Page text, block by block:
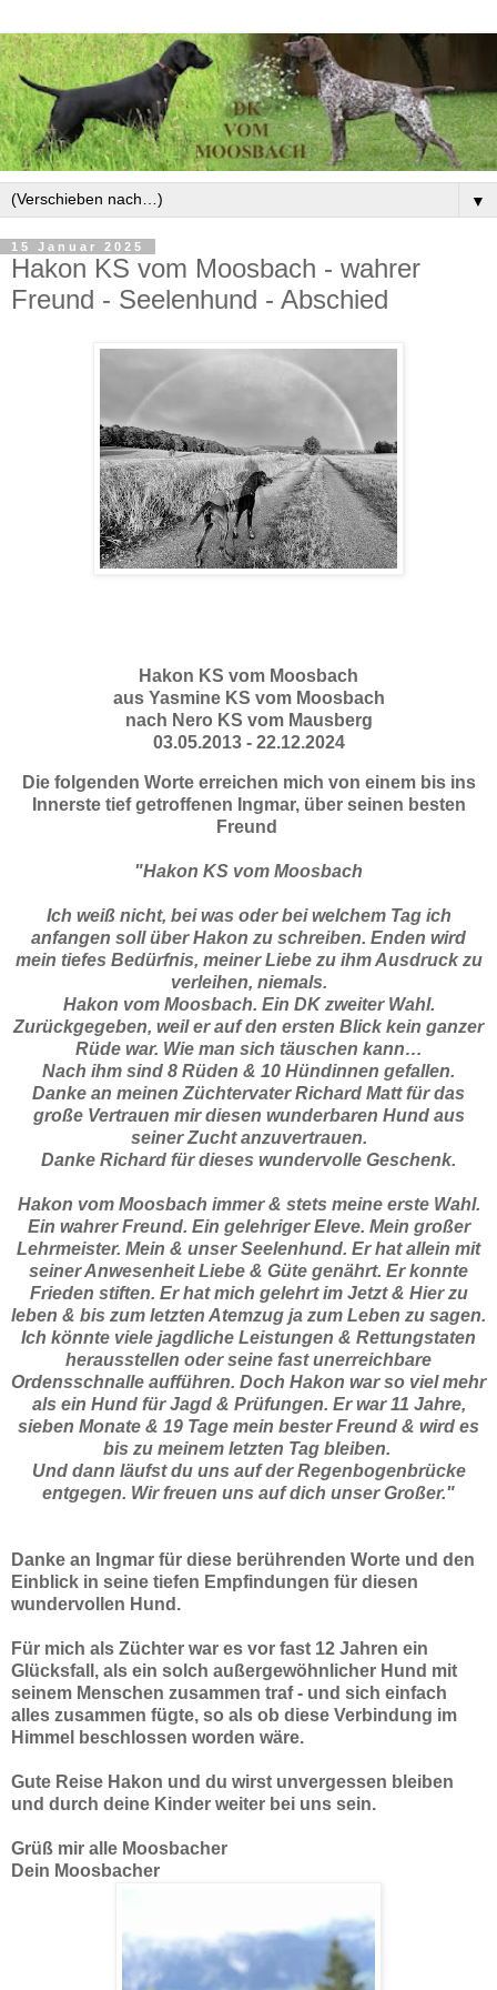
▼
15 Januar 2025
Hakon KS vom Moosbach - wahrer
Freund - Seelenhund - Abschied
Hakon KS vom Moosbach
aus Yasmine KS vom Moosbach
nach Nero KS vom Mausberg
03.05.2013 - 22.12.2024
Die folgenden Worte erreichen mich von einem bis ins
Innerste tief getroffenen Ingmar, über seinen besten
Freund
"Hakon KS vom Moosbach
Ich weiß nicht, bei was oder bei welchem Tag ich
anfangen soll über Hakon zu schreiben. Enden wird
mein tiefes Bedürfnis, meiner Liebe zu ihm Ausdruck zu
verleihen, niemals.
Hakon vom Moosbach. Ein DK zweiter Wahl.
Zurückgegeben, weil er auf den ersten Blick kein ganzer
Rüde war. Wie man sich täuschen kann…
Nach ihm sind 8 Rüden & 10 Hündinnen gefallen.
Danke an meinen Züchtervater Richard Matt für das
große Vertrauen mir diesen wunderbaren Hund aus
seiner Zucht anzuvertrauen.
Danke Richard für dieses wundervolle Geschenk.
Hakon vom Moosbach immer & stets meine erste Wahl.
Ein wahrer Freund. Ein gelehriger Eleve. Mein großer
Lehrmeister. Mein & unser Seelenhund. Er hat allein mit
seiner Anwesenheit Liebe & Güte genährt. Er konnte
Frieden stiften. Er hat mich gelehrt im Jetzt & Hier zu
leben & bis zum letzten Atemzug ja zum Leben zu sagen.
Ich könnte viele jagdliche Leistungen & Rettungstaten
herausstellen oder seine fast unerreichbare
Ordensschnalle aufführen. Doch Hakon war so viel mehr
als ein Hund für Jagd & Prüfungen. Er war 11 Jahre,
sieben Monate & 19 Tage mein bester Freund & wird es
bis zu meinem letzten Tag bleiben.
Und dann läufst du uns auf der Regenbogenbrücke
entgegen. Wir freuen uns auf dich unser Großer."
Danke an Ingmar für diese berührenden Worte und den
Einblick in seine tiefen Empfindungen für diesen
wundervollen Hund.
Für mich als Züchter war es vor fast 12 Jahren ein
Glücksfall, als ein solch außergewöhnlicher Hund mit
seinem Menschen zusammen traf - und sich einfach
alles zusammen fügte, so als ob diese Verbindung im
Himmel beschlossen worden wäre.
Gute Reise Hakon und du wirst unvergessen bleiben
und durch deine Kinder weiter bei uns sein.
Grüß mir alle Moosbacher
Dein Moosbacher